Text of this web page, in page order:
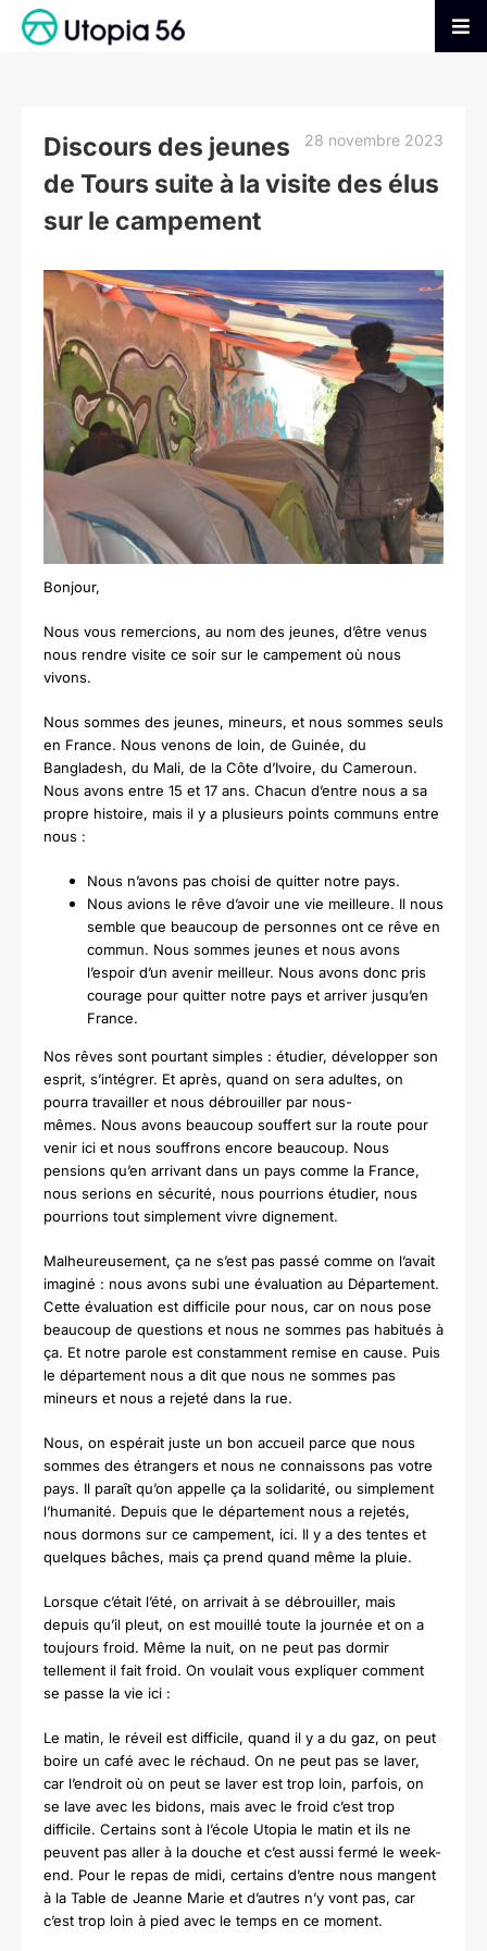
Passer
S’INFORMER
ADHÉRER
FAIRE UN DON
28 novembre 2023
Discours des jeunes
de Tours suite à la visite des élus
sur le campement
Voir
l'image
agrandie
Bonjour,
Nous vous remercions, au nom des jeunes, d’être venus
nous rendre visite ce soir sur le campement où nous
vivons.
Nous sommes des jeunes, mineurs, et nous sommes seuls
en France. Nous venons de loin, de Guinée, du
Bangladesh, du Mali, de la Côte d’Ivoire, du Cameroun.
Nous avons entre 15 et 17 ans. Chacun d’entre nous a sa
propre histoire, mais il y a plusieurs points communs entre
nous :
Nous n’avons pas choisi de quitter notre pays.
Nous avions le rêve d’avoir une vie meilleure. Il nous
semble que beaucoup de personnes ont ce rêve en
commun. Nous sommes jeunes et nous avons
l’espoir d’un avenir meilleur. Nous avons donc pris
courage pour quitter notre pays et arriver jusqu’en
France.
Nos rêves sont pourtant simples : étudier, développer son
esprit, s’intégrer. Et après, quand on sera adultes, on
pourra travailler et nous débrouiller par nous-
mêmes. Nous avons beaucoup souffert sur la route pour
venir ici et nous souffrons encore beaucoup. Nous
pensions qu’en arrivant dans un pays comme la France,
nous serions en sécurité, nous pourrions étudier, nous
pourrions tout simplement vivre dignement.
Malheureusement, ça ne s’est pas passé comme on l’avait
imaginé : nous avons subi une évaluation au Département.
Cette évaluation est difficile pour nous, car on nous pose
beaucoup de questions et nous ne sommes pas habitués à
ça. Et notre parole est constamment remise en cause. Puis
le département nous a dit que nous ne sommes pas
mineurs et nous a rejeté dans la rue.
Nous, on espérait juste un bon accueil parce que nous
sommes des étrangers et nous ne connaissons pas votre
pays. Il paraît qu’on appelle ça la solidarité, ou simplement
l’humanité. Depuis que le département nous a rejetés,
nous dormons sur ce campement, ici. Il y a des tentes et
quelques bâches, mais ça prend quand même la pluie.
Lorsque c’était l’été, on arrivait à se débrouiller, mais
depuis qu’il pleut, on est mouillé toute la journée et on a
toujours froid. Même la nuit, on ne peut pas dormir
tellement il fait froid. On voulait vous expliquer comment
se passe la vie ici :
Le matin, le réveil est difficile, quand il y a du gaz, on peut
boire un café avec le réchaud. On ne peut pas se laver,
car l’endroit où on peut se laver est trop loin, parfois, on
se lave avec les bidons, mais avec le froid c’est trop
difficile. Certains sont à l’école Utopia le matin et ils ne
peuvent pas aller à la douche et c’est aussi fermé le week-
end. Pour le repas de midi, certains d’entre nous mangent
à la Table de Jeanne Marie et d’autres n’y vont pas, car
c’est trop loin à pied avec le temps en ce moment.